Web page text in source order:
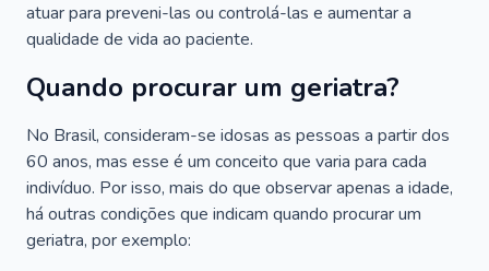
atuar para preveni-las ou controlá-las e aumentar a
qualidade de vida ao paciente.
Quando procurar um geriatra?
No Brasil, consideram-se idosas as pessoas a partir dos
60 anos, mas esse é um conceito que varia para cada
indivíduo. Por isso, mais do que observar apenas a idade,
há outras condições que indicam quando procurar um
geriatra, por exemplo: